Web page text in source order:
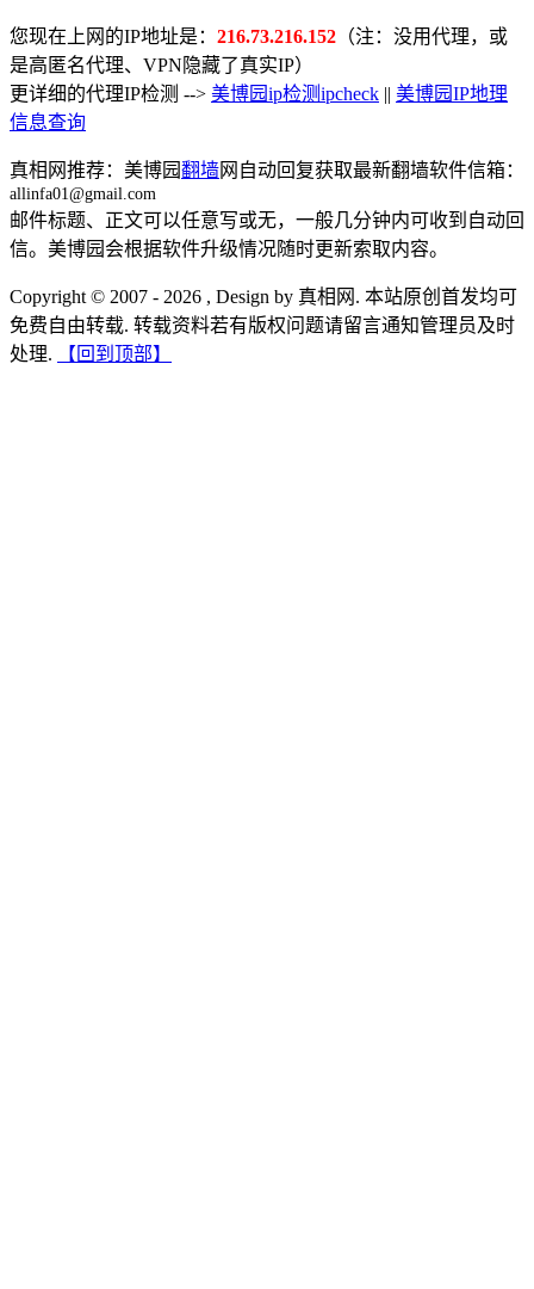
您现在上网的IP地址是： 216.73.216.152 （注：没用代理，或
是高匿名代理、VPN隐藏了真实IP）
更详细的代理IP检测 --> 美博园ip检测ipcheck || 美博园IP地理
信息查询
真相网推荐：美博园翻墙网自动回复获取最新翻墙软件信箱：
allinfa01@gmail.com
邮件标题、正文可以任意写或无，一般几分钟内可收到自动回
信。美博园会根据软件升级情况随时更新索取内容。
Copyright © 2007 - 2026 , Design by 真相网. 本站原创首发均可
免费自由转载. 转载资料若有版权问题请留言通知管理员及时
处理.
【回到顶部】